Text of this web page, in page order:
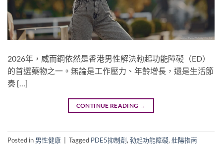
2026年，威而鋼依然是香港男性解決勃起功能障礙（ED）
的首選藥物之一。無論是工作壓力、年齡增長，還是生活節
奏 […]
CONTINUE READING →
Posted in 男性健康 | Tagged PDE5抑制劑, 勃起功能障礙, 壯陽指南